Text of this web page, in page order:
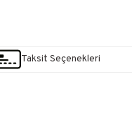
Taksit Seçenekleri